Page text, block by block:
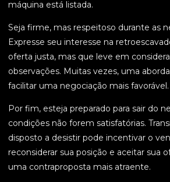
máquina está listada.
Seja firme, mas respeitoso durante as
Expresse seu interesse na
oferta justa, mas que leve em
observações. Muitas vezes, uma
facilitar uma negociação mais favorável.
Por fim, esteja preparado para sair do
condições não forem satisfatórias.
disposto a desistir pode incentivar o
reconsiderar sua posição e aceitar sua
uma contraproposta mais atraente.